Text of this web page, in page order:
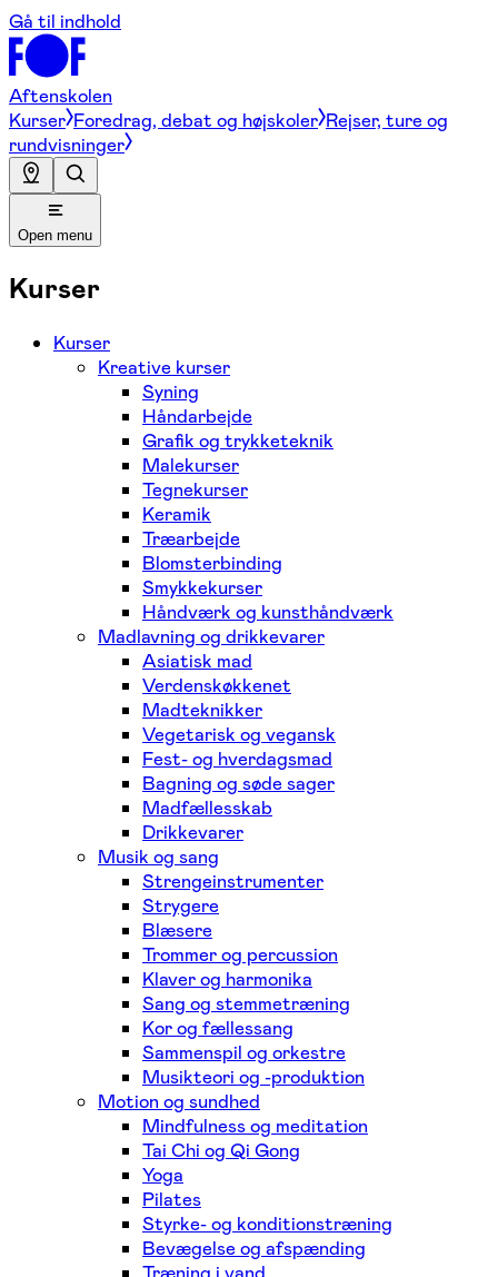
Gå til indhold
Aftenskolen
Kurser Foredrag, debat og højskoler Rejser, ture og
rundvisninger
Open menu
Kurser
Kurser
Kreative kurser
Syning
Håndarbejde
Grafik og trykketeknik
Malekurser
Tegnekurser
Keramik
Træarbejde
Blomsterbinding
Smykkekurser
Håndværk og kunsthåndværk
Madlavning og drikkevarer
Asiatisk mad
Verdenskøkkenet
Madteknikker
Vegetarisk og vegansk
Fest- og hverdagsmad
Bagning og søde sager
Madfællesskab
Drikkevarer
Musik og sang
Strengeinstrumenter
Strygere
Blæsere
Trommer og percussion
Klaver og harmonika
Sang og stemmetræning
Kor og fællessang
Sammenspil og orkestre
Musikteori og -produktion
Motion og sundhed
Mindfulness og meditation
Tai Chi og Qi Gong
Yoga
Pilates
Styrke- og konditionstræning
Bevægelse og afspænding